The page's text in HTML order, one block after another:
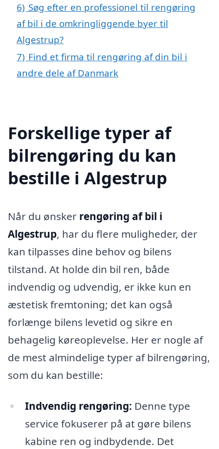
6) Søg efter en professionel til rengøring
af bil i de omkringliggende byer til
Algestrup?
7) Find et firma til rengøring af din bil i
andre dele af Danmark
Forskellige typer af
bilrengøring du kan
bestille i Algestrup
Når du ønsker rengøring af bil i
Algestrup, har du flere muligheder, der
kan tilpasses dine behov og bilens
tilstand. At holde din bil ren, både
indvendig og udvendig, er ikke kun en
æstetisk fremtoning; det kan også
forlænge bilens levetid og sikre en
behagelig køreoplevelse. Her er nogle af
de mest almindelige typer af bilrengøring,
som du kan bestille:
Indvendig rengøring: Denne type
service fokuserer på at gøre bilens
kabine ren og indbydende. Det